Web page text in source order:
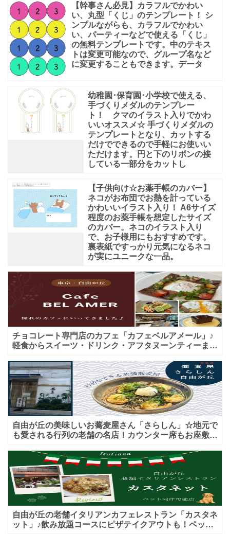
【幹事さん必見】カラフルでかわい
い、丸型「くじ」のテンプレート！ シ
ンプルながらも、カラフルでかわい
い、パーティーなどで使える「くじ」
の無料テンプレートです。中のテキス
トは変更可能なので、グループ名など
に変更することもできます。データ
幼稚園･保育園･小学校で使える、
手づくりメダルのテンプレー
ト！ クマのイラスト入りでかわ
いいオススメ☆ 手づくりメダルの
テンプレートとなり、カットする
だけでできるので手軽にお使いい
ただけます。円と下のリボンの接
している一部分をカットし
【子供向け☆お薬手帳のカバー】
ネコがお布団でお熱を計っている
かわいいイラスト入り！ A6サイズ
程度のお薬手帳を想定したサイズ
のカバー。ネコのイラスト入り
で、お子様用にもおすすめです。
裏表紙ですっかり元気になるネコ
が実にユニークな一品。
チョコレート専門店のカフェ「カフェベルアメール」♪
軽食からスイーツ・ドリンク・アフタヌーンティーまで
自由が丘の美味しいお蕎麦屋さん「さらしん」☆地元で
も愛される行列の老舗の名店！カウンター席もお座敷も
自由が丘の老舗イタリアンカフェレストラン「カスタネ
ット」♪飲み放題コースにピザテイクアウトも！ペット